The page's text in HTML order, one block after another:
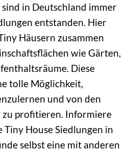
in Deutschland immer
entstanden. Hier
Häusern zusammen
wie Gärten,
Diese
tolle Möglichkeit,
und von den
profitieren. Informiere
House Siedlungen in
selbst eine mit anderen